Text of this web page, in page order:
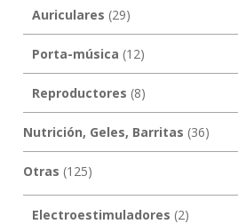
Auriculares (29)
Porta-música (12)
Reproductores (8)
Nutrición, Geles, Barritas (36)
Otras (125)
Electroestimuladores (2)